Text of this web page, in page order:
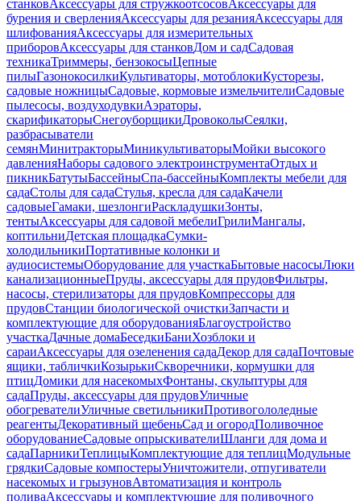
станковАксессуары для стружкоотсосовАксессуары для
бурения и сверленияАксессуары для резанияАксессуары для
шлифованияАксессуары для измерительных
приборовАксессуары для станковДом и садСадовая
техникаТриммеры, бензокосыЦепные
пилыГазонокосилкиКультиваторы, мотоблокиКусторезы,
садовые ножницыСадовые, кормовые измельчителиСадовые
пылесосы, воздуходувкиАэраторы,
скарификаторыСнегоуборщикиДровоколыСеялки,
разбрасыватели
семянМинитракторыМиникультиваторыМойки высокого
давленияНаборы садового электроинструментаОтдых и
пикникБатутыБассейныСпа-бассейныКомплекты мебели для
садаСтолы для садаСтулья, кресла для садаКачели
садовыеГамаки, шезлонгиРаскладушкиЗонты,
тентыАксессуары для садовой мебелиГрилиМангалы,
коптильниДетская площадкаСумки-
холодильникиПортативные колонки и
аудиосистемыОборудование для участкаБытовые насосыЛюки
канализационныеПруды, аксессуары для прудовФильтры,
насосы, стерилизаторы для прудовКомпрессоры для
прудовСтанции биологической очисткиЗапчасти и
комплектующие для оборудованияБлагоустройство
участкаДачные домаБеседкиБаниХозблоки и
сараиАксессуары для озеленения садаДекор для садаПочтовые
ящики, табличкиКозырькиСкворечники, кормушки для
птицДомики для насекомыхФонтаны, скульптуры для
садаПруды, аксессуары для прудовУличные
обогревателиУличные светильникиПротивогололедные
реагентыДекоративный щебеньСад и огородПоливочное
оборудованиеСадовые опрыскивателиШланги для дома и
садаПарникиТеплицыКомплектующие для теплицМодульные
грядкиСадовые компостерыУничтожители, отпугиватели
насекомых и грызуновАвтоматизация и контроль
поливаАксессуары и комплектующие для поливочного